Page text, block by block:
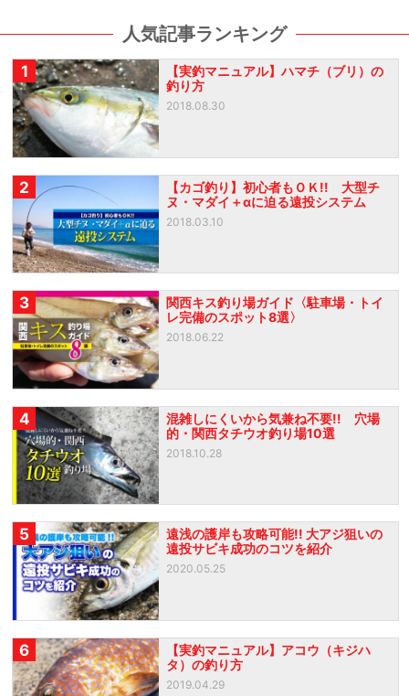
人気記事ランキング
1
【実釣マニュアル】ハマチ（ブリ）の
釣り方
2018.08.30
2
【カゴ釣り】初心者もＯＫ!! 大型チ
ヌ・マダイ＋αに迫る遠投システム
2018.03.10
3
関西キス釣り場ガイド〈駐車場・トイ
レ完備のスポット8選〉
2018.06.22
4
混雑しにくいから気兼ね不要!! 穴場
的・関西タチウオ釣り場10選
2018.10.28
5
遠浅の護岸も攻略可能!! 大アジ狙いの
遠投サビキ成功のコツを紹介
2020.05.25
6
【実釣マニュアル】アコウ（キジハ
タ）の釣り方
2019.04.29